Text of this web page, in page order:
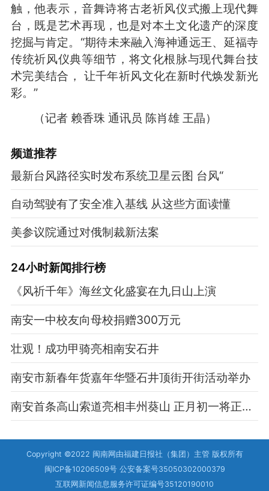
触，他表示，音舞诗将古老祈风仪式搬上现代舞
台，既是艺术再现，也是对本土文化遗产的深度
挖掘与肯定。“期待未来融入海神通远王、延福寺
传统祈风仪典等细节，将文化根脉与现代舞台技
术完美结合， 让千年祈风文化在新时代焕发新光
彩。”
（记者 赖香珠 通讯员 陈肖雄 王晶）
频道推荐
最新台风路径实时发布系统卫星云图 台风“
自动驾驶有了安全准入基线 从这些方面读懂
美参议院通过对俄制裁新法案
24小时新闻排行榜
《风祈千年》海丝文化盛宴在九日山上演
南安一中校友向母校捐赠300万元
壮观！成功甲骑亮相南安石井
南安市新春年货嘉年华暨石井顶街开街活动举办
南安首条高山索道亮相丰州葵山 正月初一将正式对外开放
Copyright ©2022 闽南网由福建日报社（集团）主管 版权所有
闽ICP备10206509号 公安备案号35050302000379
互联网新闻信息服务许可证编号35120190010